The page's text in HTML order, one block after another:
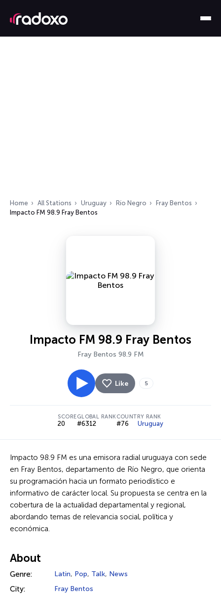
Home All Stations Uruguay Río Negro
Fray Bentos
Impacto FM 98.9 Fray Bentos
Impacto FM 98.9 Fray Bentos
Fray Bentos 98.9 FM
Like 5
SCORE
20
GLOBAL RANK
#6312
COUNTRY RANK
#76 Uruguay
Impacto 98.9 FM es una emisora radial uruguaya con sede
en Fray Bentos, departamento de Río Negro, que orienta
su programación hacia un formato periodístico e
informativo de carácter local. Su propuesta se centra en la
cobertura de la actualidad departamental y regional,
abordando temas de relevancia social, política y
económica.
About
Genre: Latin, Pop, Talk, News
City: Fray Bentos